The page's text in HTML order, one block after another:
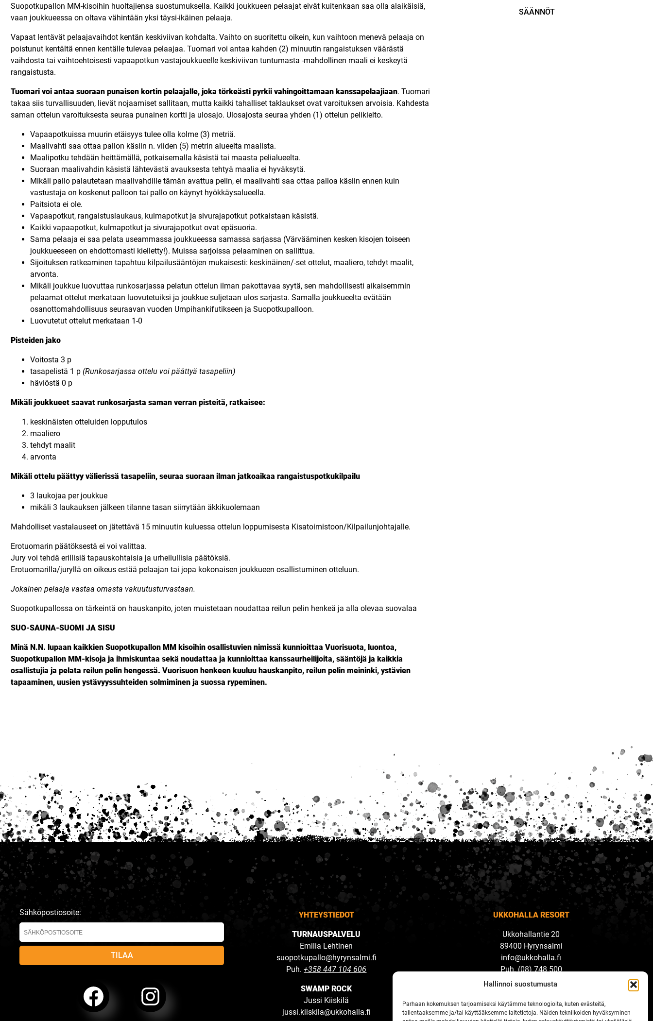
Hallinnoi suostumusta
Parhaan kokemuksen tarjoamiseksi käytämme teknologioita, kuten evästeitä,
tallentaaksemme ja/tai käyttääksemme laitetietoja. Näiden tekniikoiden hyväksyminen
Suopotkupallon MM-kisoihin huoltajiensa suostumuksella. Kaikki joukkueen pelaajat eivät kuitenkaan saa olla alaikäisiä,
vaan joukkueessa on oltava vähintään yksi täysi-ikäinen pelaaja.
Vapaat lentävät pelaajavaihdot kentän keskiviivan kohdalta. Vaihto on suoritettu oikein, kun vaihtoon menevä pelaaja on
poistunut kentältä ennen kentälle tulevaa pelaajaa. Tuomari voi antaa kahden (2) minuutin rangaistuksen väärästä
vaihdosta tai vaihtoehtoisesti vapaapotkun vastajoukkueelle keskiviivan tuntumasta -mahdollinen maali ei keskeytä
rangaistusta.
Tuomari voi antaa suoraan punaisen kortin pelaajalle, joka törkeästi pyrkii vahingoittamaan kanssapelaajiaan. Tuomari
takaa siis turvallisuuden, lievät nojaamiset sallitaan, mutta kaikki tahalliset taklaukset ovat varoituksen arvoisia. Kahdesta
saman ottelun varoituksesta seuraa punainen kortti ja ulosajo. Ulosajosta seuraa yhden (1) ottelun pelikielto.
Vapaapotkuissa muurin etäisyys tulee olla kolme (3) metriä.
Maalivahti saa ottaa pallon käsiin n. viiden (5) metrin alueelta maalista.
Maalipotku tehdään heittämällä, potkaisemalla käsistä tai maasta pelialueelta.
Suoraan maalivahdin käsistä lähtevästä avauksesta tehtyä maalia ei hyväksytä.
Mikäli pallo palautetaan maalivahdille tämän avattua pelin, ei maalivahti saa ottaa palloa käsiin ennen kuin
vastustaja on koskenut palloon tai pallo on käynyt hyökkäysalueella.
Paitsiota ei ole.
Vapaapotkut, rangaistuslaukaus, kulmapotkut ja sivurajapotkut potkaistaan käsistä.
Kaikki vapaapotkut, kulmapotkut ja sivurajapotkut ovat epäsuoria.
Sama pelaaja ei saa pelata useammassa joukkueessa samassa sarjassa (Värvääminen kesken kisojen toiseen
joukkueeseen on ehdottomasti kielletty!). Muissa sarjoissa pelaaminen on sallittua.
Sijoituksen ratkeaminen tapahtuu kilpailusääntöjen mukaisesti: keskinäinen/-set ottelut, maaliero, tehdyt maalit,
arvonta.
Mikäli joukkue luovuttaa runkosarjassa pelatun ottelun ilman pakottavaa syytä, sen mahdollisesti aikaisemmin
pelaamat ottelut merkataan luovutetuiksi ja joukkue suljetaan ulos sarjasta. Samalla joukkueelta evätään
osanottomahdollisuus seuraavan vuoden Umpihankifutikseen ja Suopotkupalloon.
Luovutetut ottelut merkataan 1-0
Pisteiden jako
Voitosta 3 p
tasapelistä 1 p (Runkosarjassa ottelu voi päättyä tasapeliin)
häviöstä 0 p
Mikäli joukkueet saavat runkosarjasta saman verran pisteitä, ratkaisee:
keskinäisten otteluiden lopputulos
maaliero
tehdyt maalit
arvonta
Mikäli ottelu päättyy välierissä tasapeliin, seuraa suoraan ilman jatkoaikaa rangaistuspotkukilpailu
3 laukojaa per joukkue
mikäli 3 laukauksen jälkeen tilanne tasan siirrytään äkkikuolemaan
Mahdolliset vastalauseet on jätettävä 15 minuutin kuluessa ottelun loppumisesta Kisatoimistoon/Kilpailunjohtajalle.
Erotuomarin päätöksestä ei voi valittaa.
Jury voi tehdä erillisiä tapauskohtaisia ja urheilullisia päätöksiä.
Erotuomarilla/juryllä on oikeus estää pelaajan tai jopa kokonaisen joukkueen osallistuminen otteluun.
Jokainen pelaaja vastaa omasta vakuutusturvastaan.
Suopotkupallossa on tärkeintä on hauskanpito, joten muistetaan noudattaa reilun pelin henkeä ja alla olevaa suovalaa
SUO-SAUNA-SUOMI JA SISU
Minä N.N. lupaan kaikkien Suopotkupallon MM kisoihin osallistuvien nimissä kunnioittaa Vuorisuota, luontoa,
Suopotkupallon MM-kisoja ja ihmiskuntaa sekä noudattaa ja kunnioittaa kanssaurheilijoita, sääntöjä ja kaikkia
osallistujia ja pelata reilun pelin hengessä. Vuorisuon henkeen kuuluu hauskanpito, reilun pelin meininki, ystävien
tapaaminen, uusien ystävyyssuhteiden solmiminen ja suossa rypeminen.
SÄÄNNÖT
Sähköpostiosoite: YHTEYSTIEDOT
TURNAUSPALVELU
Emilia Lehtinen
suopotkupallo@hyrynsalmi.fi
Puh.+358 447 104 606
SWAMP ROCK
Jussi Kiiskilä
jussi.kiiskila@ukkohalla.fi
UKKOHALLA RESORT
Ukkohallantie 20
89400 Hyrynsalmi
info@ukkohalla.fi
Puh. (08) 748 500
ukkohalla.fi